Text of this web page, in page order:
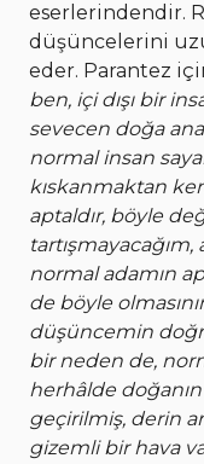
eserlerindendir.
düşüncelerini
eder. Parantez
ben, içi dışı bir
sevecen doğa
normal insan
kıskanmaktan
aptaldır, böyle
normal adamın
de böyle
düşüncemin
bir neden de,
herhâlde
geçirilmiş, derin
gizemli bir hava